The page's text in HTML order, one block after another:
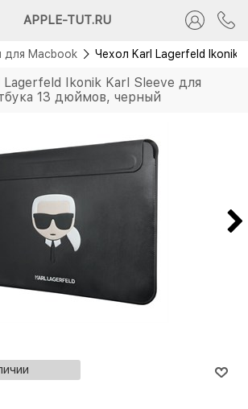
APPLE-TUT.RU
для Macbook Чехол Karl Lagerfeld Ikonik
Ikonik Karl Sleeve для
13 дюймов, черный